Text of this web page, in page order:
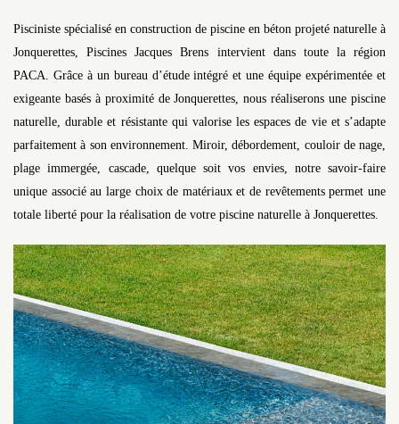
Pisciniste spécialisé en construction de piscine en béton projeté naturelle à
Jonquerettes, Piscines Jacques Brens intervient dans toute la région
PACA. Grâce à un bureau d’étude intégré et une équipe expérimentée et
exigeante basés à proximité de Jonquerettes, nous réaliserons une piscine
naturelle, durable et résistante qui valorise les espaces de vie et s’adapte
parfaitement à son environnement. Miroir, débordement, couloir de nage,
plage immergée, cascade, quelque soit vos envies, notre savoir-faire
unique associé au large choix de matériaux et de revêtements permet une
totale liberté pour la réalisation de votre piscine naturelle à Jonquerettes.